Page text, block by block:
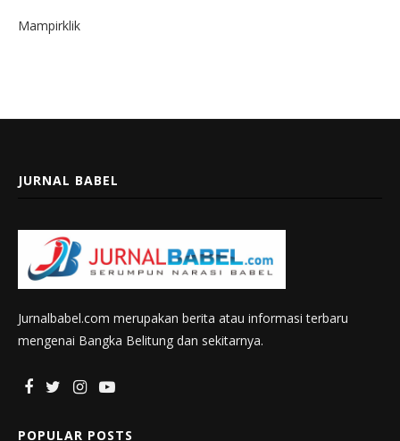
Mampirklik
JURNAL BABEL
Jurnalbabel.com merupakan berita atau informasi terbaru
mengenai Bangka Belitung dan sekitarnya.
POPULAR POSTS